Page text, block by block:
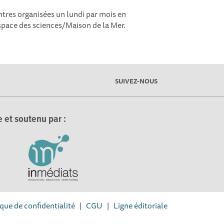
organisées un lundi par mois en
des sciences/Maison de la Mer.
SUIVEZ-NOUS
et soutenu par :
de confidentialité| CGU | Ligne éditoriale